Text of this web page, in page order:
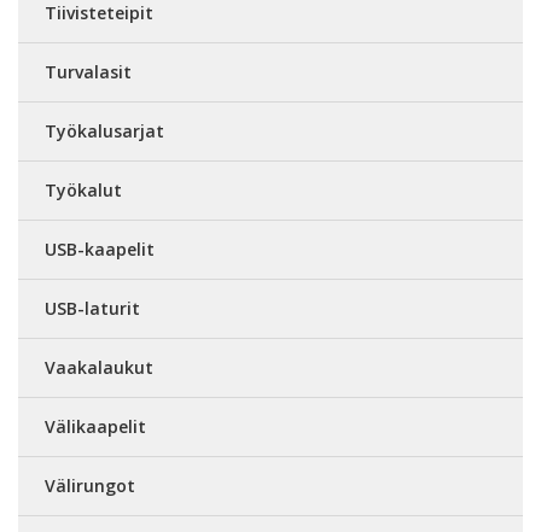
Tiivisteteipit
Turvalasit
Työkalusarjat
Työkalut
USB-kaapelit
USB-laturit
Vaakalaukut
Välikaapelit
Välirungot